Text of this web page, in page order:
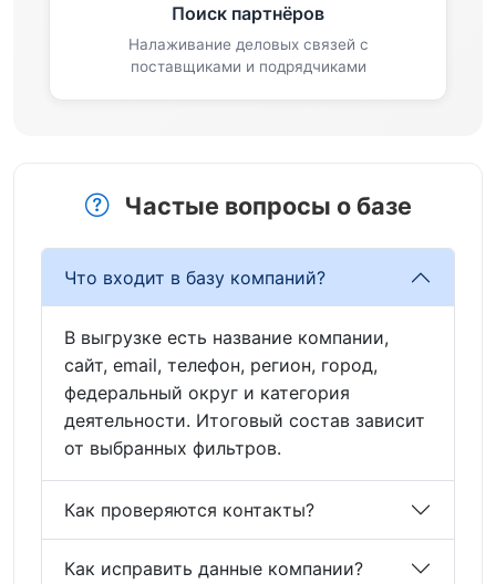
Поиск партнёров
Налаживание деловых связей с
поставщиками и подрядчиками
Частые вопросы о базе
Что входит в базу компаний?
В выгрузке есть название компании,
сайт, email, телефон, регион, город,
федеральный округ и категория
деятельности. Итоговый состав зависит
от выбранных фильтров.
Как проверяются контакты?
Как исправить данные компании?